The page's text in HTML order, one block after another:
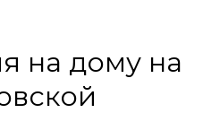
на дому на